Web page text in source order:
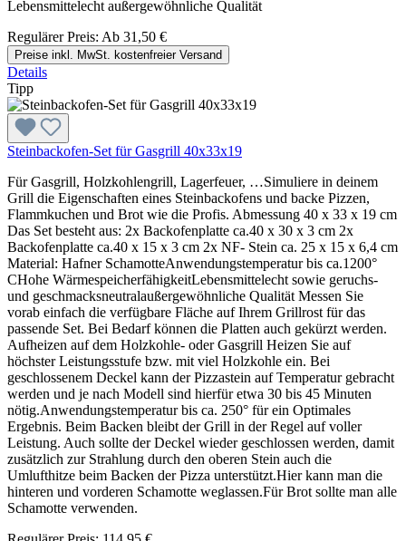
Lebensmittelecht außergewöhnliche Qualität
Regulärer Preis: Ab 31,50 €
Preise inkl. MwSt. kostenfreier Versand
Details
Tipp
Steinbackofen-Set für Gasgrill 40x33x19
Für Gasgrill, Holzkohlengrill, Lagerfeuer, …Simuliere in deinem
Grill die Eigenschaften eines Steinbackofens und backe Pizzen,
Flammkuchen und Brot wie die Profis. Abmessung 40 x 33 x 19 cm
Das Set besteht aus: 2x Backofenplatte ca.40 x 30 x 3 cm 2x
Backofenplatte ca.40 x 15 x 3 cm 2x NF- Stein ca. 25 x 15 x 6,4 cm
Material: Hafner SchamotteAnwendungstemperatur bis ca.1200°
CHohe WärmespeicherfähigkeitLebensmittelecht sowie geruchs-
und geschmacksneutralaußergewöhnliche Qualität Messen Sie
vorab einfach die verfügbare Fläche auf Ihrem Grillrost für das
passende Set. Bei Bedarf können die Platten auch gekürzt werden.
Aufheizen auf dem Holzkohle- oder Gasgrill Heizen Sie auf
höchster Leistungsstufe bzw. mit viel Holzkohle ein. Bei
geschlossenem Deckel kann der Pizzastein auf Temperatur gebracht
werden und je nach Modell sind hierfür etwa 30 bis 45 Minuten
nötig.Anwendungstemperatur bis ca. 250° für ein Optimales
Ergebnis. Beim Backen bleibt der Grill in der Regel auf voller
Leistung. Auch sollte der Deckel wieder geschlossen werden, damit
zusätzlich zur Strahlung durch den oberen Stein auch die
Umlufthitze beim Backen der Pizza unterstützt.Hier kann man die
hinteren und vorderen Schamotte weglassen.Für Brot sollte man alle
Schamotte verwenden.